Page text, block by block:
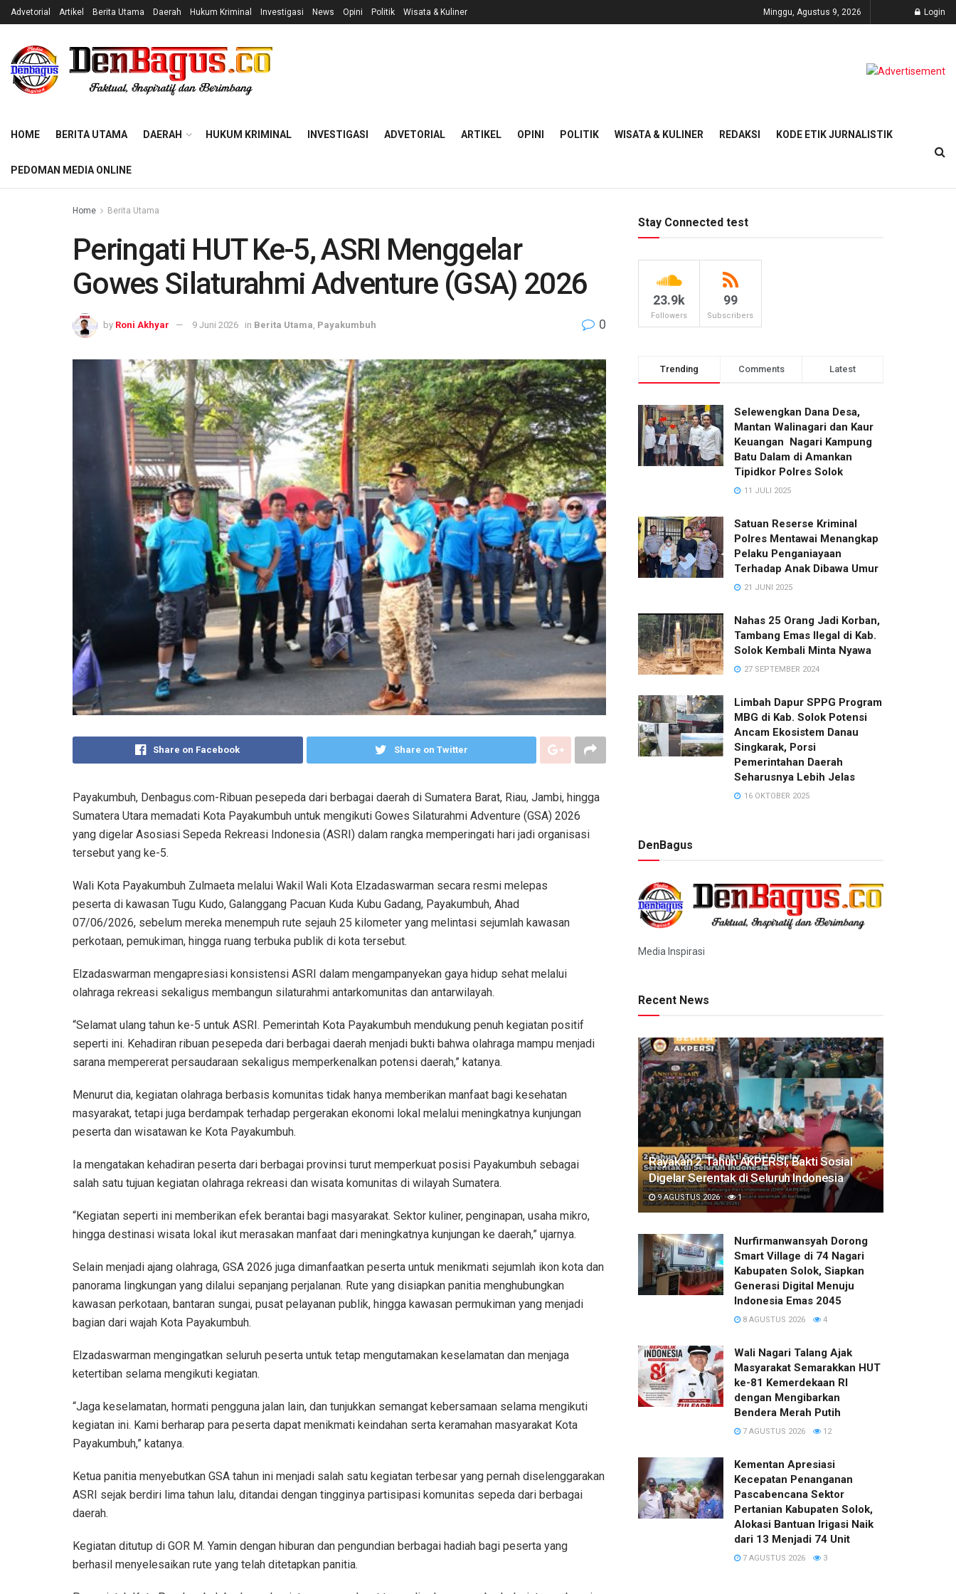
Advetorial Artikel Berita Utama Daerah Hukum Kriminal Investigasi News Opini Politik Wisata & Kuliner Minggu, Agustus 9, 2026 Login
HOME BERITA UTAMA DAERAH HUKUM KRIMINAL INVESTIGASI ADVETORIAL ARTIKEL OPINI POLITIK WISATA & KULINER REDAKSI KODE ETIK JURNALISTIK
PEDOMAN MEDIA ONLINE
Home Berita Utama
Peringati HUT Ke-5, ASRI Menggelar
Gowes Silaturahmi Adventure (GSA) 2026
by Roni Akhyar 9 Juni 2026 in Berita Utama Payakumbuh 0
Share on Facebook Share on Twitter
Payakumbuh, Denbagus.com-Ribuan pesepeda dari berbagai daerah di Sumatera Barat, Riau, Jambi, hingga
Sumatera Utara memadati Kota Payakumbuh untuk mengikuti Gowes Silaturahmi Adventure (GSA) 2026
yang digelar Asosiasi Sepeda Rekreasi Indonesia (ASRI) dalam rangka memperingati hari jadi organisasi
tersebut yang ke-5.
Wali Kota Payakumbuh Zulmaeta melalui Wakil Wali Kota Elzadaswarman secara resmi melepas
peserta di kawasan Tugu Kudo, Galanggang Pacuan Kuda Kubu Gadang, Payakumbuh, Ahad
07/06/2026, sebelum mereka menempuh rute sejauh 25 kilometer yang melintasi sejumlah kawasan
perkotaan, pemukiman, hingga ruang terbuka publik di kota tersebut.
Elzadaswarman mengapresiasi konsistensi ASRI dalam mengampanyekan gaya hidup sehat melalui
olahraga rekreasi sekaligus membangun silaturahmi antarkomunitas dan antarwilayah.
“Selamat ulang tahun ke-5 untuk ASRI. Pemerintah Kota Payakumbuh mendukung penuh kegiatan positif
seperti ini. Kehadiran ribuan pesepeda dari berbagai daerah menjadi bukti bahwa olahraga mampu menjadi
sarana mempererat persaudaraan sekaligus memperkenalkan potensi daerah,” katanya.
Menurut dia, kegiatan olahraga berbasis komunitas tidak hanya memberikan manfaat bagi kesehatan
masyarakat, tetapi juga berdampak terhadap pergerakan ekonomi lokal melalui meningkatnya kunjungan
peserta dan wisatawan ke Kota Payakumbuh.
Ia mengatakan kehadiran peserta dari berbagai provinsi turut memperkuat posisi Payakumbuh sebagai
salah satu tujuan kegiatan olahraga rekreasi dan wisata komunitas di wilayah Sumatera.
“Kegiatan seperti ini memberikan efek berantai bagi masyarakat. Sektor kuliner, penginapan, usaha mikro,
hingga destinasi wisata lokal ikut merasakan manfaat dari meningkatnya kunjungan ke daerah,” ujarnya.
Selain menjadi ajang olahraga, GSA 2026 juga dimanfaatkan peserta untuk menikmati sejumlah ikon kota dan
panorama lingkungan yang dilalui sepanjang perjalanan. Rute yang disiapkan panitia menghubungkan
kawasan perkotaan, bantaran sungai, pusat pelayanan publik, hingga kawasan permukiman yang menjadi
bagian dari wajah Kota Payakumbuh.
Elzadaswarman mengingatkan seluruh peserta untuk tetap mengutamakan keselamatan dan menjaga
ketertiban selama mengikuti kegiatan.
“Jaga keselamatan, hormati pengguna jalan lain, dan tunjukkan semangat kebersamaan selama mengikuti
kegiatan ini. Kami berharap para peserta dapat menikmati keindahan serta keramahan masyarakat Kota
Payakumbuh,” katanya.
Ketua panitia menyebutkan GSA tahun ini menjadi salah satu kegiatan terbesar yang pernah diselenggarakan
ASRI sejak berdiri lima tahun lalu, ditandai dengan tingginya partisipasi komunitas sepeda dari berbagai
daerah.
Kegiatan ditutup di GOR M. Yamin dengan hiburan dan pengundian berbagai hadiah bagi peserta yang
berhasil menyelesaikan rute yang telah ditetapkan panitia.
Stay Connected test
23.9k
Followers
99
Subscribers
Trending Comments Latest
Selewengkan Dana Desa,
Mantan Walinagari dan Kaur
Keuangan Nagari Kampung
Batu Dalam di Amankan
Tipidkor Polres Solok
11 JULI 2025
Satuan Reserse Kriminal
Polres Mentawai Menangkap
Pelaku Penganiayaan
Terhadap Anak Dibawa Umur
21 JUNI 2025
Nahas 25 Orang Jadi Korban,
Tambang Emas Ilegal di Kab.
Solok Kembali Minta Nyawa
27 SEPTEMBER 2024
Limbah Dapur SPPG Program
MBG di Kab. Solok Potensi
Ancam Ekosistem Danau
Singkarak, Porsi
Pemerintahan Daerah
Seharusnya Lebih Jelas
16 OKTOBER 2025
DenBagus
Media Inspirasi
Recent News
Rayakan 2 Tahun AKPERSI, Bakti Sosial
Digelar Serentak di Seluruh Indonesia
9 AGUSTUS 2026 1
Nurfirmanwansyah Dorong
Smart Village di 74 Nagari
Kabupaten Solok, Siapkan
Generasi Digital Menuju
Indonesia Emas 2045
8 AGUSTUS 2026 4
Wali Nagari Talang Ajak
Masyarakat Semarakkan HUT
ke-81 Kemerdekaan RI
dengan Mengibarkan
Bendera Merah Putih
7 AGUSTUS 2026 12
Kementan Apresiasi
Kecepatan Penanganan
Pascabencana Sektor
Pertanian Kabupaten Solok,
Alokasi Bantuan Irigasi Naik
dari 13 Menjadi 74 Unit
7 AGUSTUS 2026 3